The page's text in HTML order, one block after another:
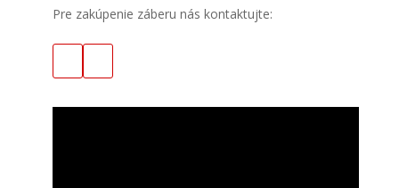
Pre zakúpenie záberu nás kontaktujte: